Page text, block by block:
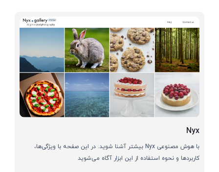
Nyx
با هوش مصنوعی Nyx بیشتر آشنا شوید. در این صفحه با ویژگی‌ها،
کاربردها و نحوه استفاده از این ابزار آگاه می‌شوید